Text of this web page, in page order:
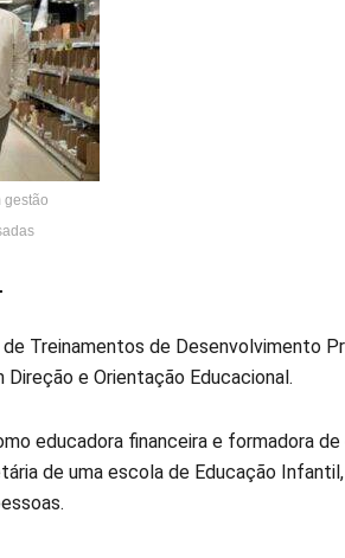
gestão
Treinamentos de Desenvolvimento
e Orientação Educacional.
educadora financeira e formadora
de uma escola de Educação